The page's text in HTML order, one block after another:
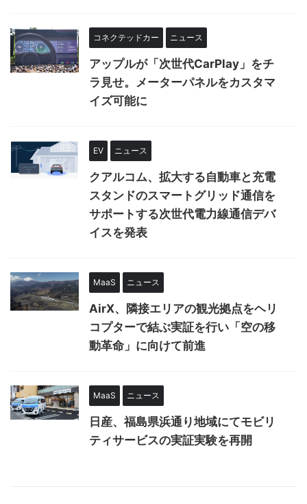
コネクテッドカー ニュース
アップルが「次世代CarPlay」をチ
ラ見せ。メーターパネルをカスタマ
イズ可能に
EV ニュース
クアルコム、拡大する自動車と充電
スタンドのスマートグリッド通信を
サポートする次世代電力線通信デバ
イスを発表
MaaS ニュース
AirX、隣接エリアの観光拠点をヘリ
コプターで結ぶ実証を行い「空の移
動革命」に向けて前進
MaaS ニュース
日産、福島県浜通り地域にてモビリ
ティサービスの実証実験を再開